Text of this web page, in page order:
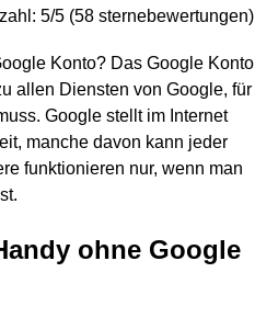
5/5 (58 sternebewertungen)
Konto? Das Google Konto
allen Diensten von Google, für
Google stellt im Internet
manche davon kann jeder
funktionieren nur, wenn man
ohne Google